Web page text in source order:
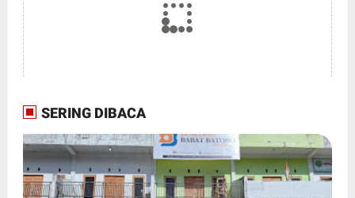
SERING DIBACA